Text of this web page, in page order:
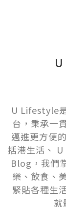
U Lifestyle
台，秉承一
邁進更方便
括港生活、
Blog，我們
樂、飲食、
緊貼各種生
就